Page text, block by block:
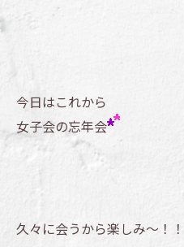
今日はこれから
女子会の忘年会
久々に会うから楽しみ～！！